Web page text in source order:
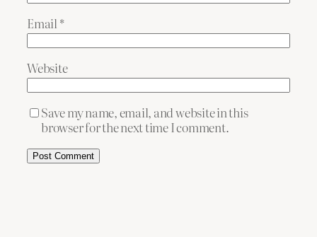
Email *
Website
Save my name, email, and website in this
browser for the next time I comment.